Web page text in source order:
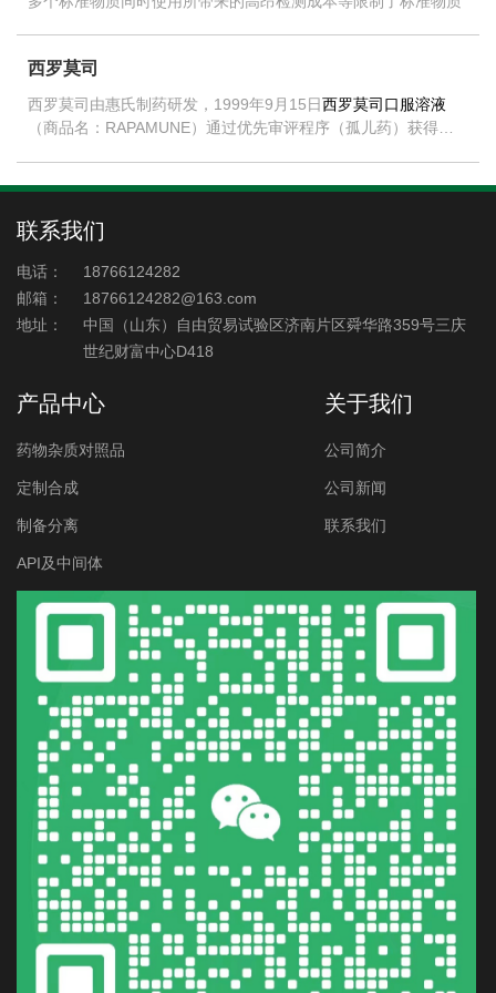
一项成熟的分析方法。目前，国内外有关校正因子在测定和应用
方面鲜有详细的指导原则发表，因此本文综述了近年来国内外相
关领域的研究进展，以期总结出校正因子在测定和应用方面的一
些规律和存在的问题，给企业提供更多的参考依据。
西罗莫司
西罗莫司由惠氏制药研发，1999年9月15日西罗莫司口服溶液
（商品名：RAPAMUNE）通过优先审评程序（孤儿药）获得
联系我们
电话：
18766124282
邮箱：
18766124282@163.com
地址：
中国（山东）自由贸易试验区济南片区舜华路359号三庆
世纪财富中心D418
产品中心
药物杂质对照品
定制合成
制备分离
API及中间体
关于我们
公司简介
公司新闻
联系我们